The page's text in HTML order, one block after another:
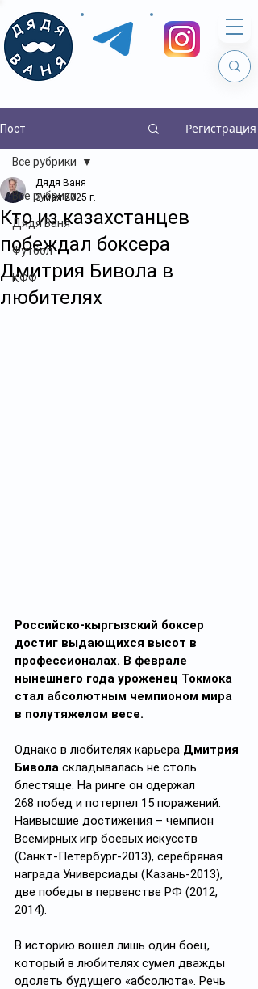
Пост Регистрация
Все рубрики
Дядя Ваня
Футбол
КФФ
Все рубрики
Кто из казахстанцев
побеждал боксера
Дмитрия Бивола в
любителях
Дядя Ваня
3 мая 2025 г.
Российско-кыргызский боксер
достиг выдающихся высот в
профессионалах. В феврале
нынешнего года уроженец Токмока
стал абсолютным чемпионом мира
в полутяжелом весе.
Однако в любителях карьера Дмитрия
Бивола складывалась не столь
блестяще. На ринге он одержал
268 побед и потерпел 15 поражений.
Наивысшие достижения – чемпион
Всемирных игр боевых искусств
(Санкт-Петербург-2013), серебряная
награда Универсиады (Казань-2013),
две победы в первенстве РФ (2012,
2014).
В историю вошел лишь один боец,
который в любителях сумел дважды
одолеть будущего «абсолюта». Речь